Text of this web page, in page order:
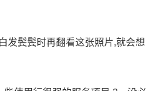
发鬓鬓时再翻看这张照片,就会想